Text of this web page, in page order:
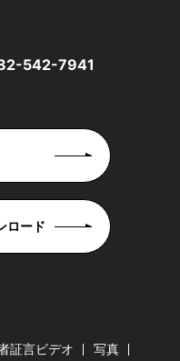
542-7941
ロード
証言ビデオ 写真